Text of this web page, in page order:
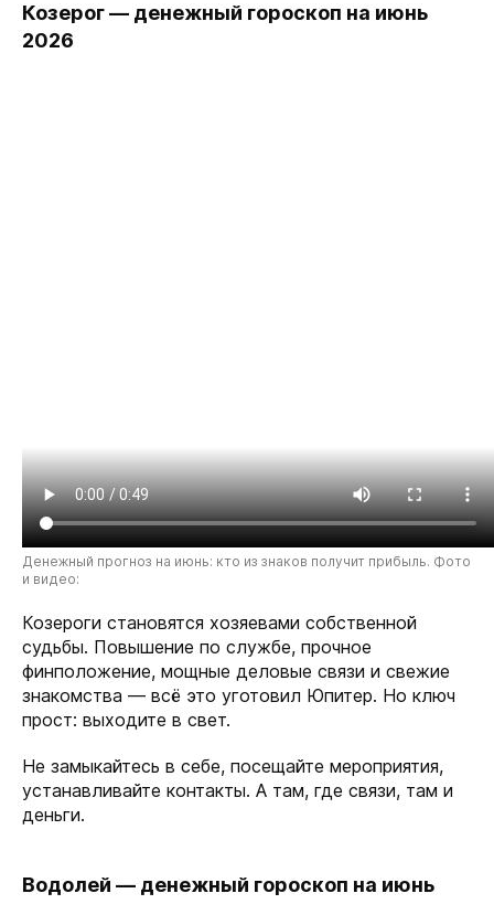
Козерог — денежный гороскоп на июнь
2026
Денежный прогноз на июнь: кто из знаков получит прибыль. Фото
и видео:
Козероги становятся хозяевами собственной
судьбы. Повышение по службе, прочное
финположение, мощные деловые связи и свежие
знакомства — всё это уготовил Юпитер. Но ключ
прост: выходите в свет.
Не замыкайтесь в себе, посещайте мероприятия,
устанавливайте контакты. А там, где связи, там и
деньги.
Водолей — денежный гороскоп на июнь